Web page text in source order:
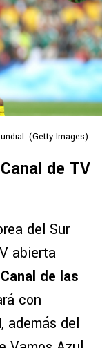
(Getty Images)
de TV
del Sur
abierta
de las
con
, además del